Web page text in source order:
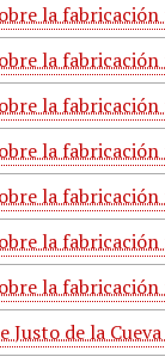
la
la
la
la
la
la
la
Justo de la